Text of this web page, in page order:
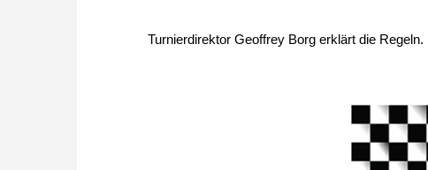
Turnierdirektor Geoffrey Borg erklärt die Regeln.